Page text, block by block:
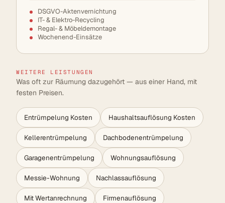
DSGVO-Aktenvernichtung
IT- & Elektro-Recycling
Regal- & Möbeldemontage
Wochenend-Einsätze
WEITERE LEISTUNGEN
Was oft zur Räumung dazugehört — aus einer Hand, mit
festen Preisen.
Entrümpelung Kosten Haushaltsauflösung Kosten
Kellerentrümpelung Dachbodenentrümpelung
Garagenentrümpelung Wohnungsauflösung
Messie-Wohnung Nachlassauflösung
Mit Wertanrechnung Firmenauflösung